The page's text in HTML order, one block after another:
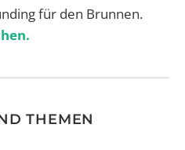
für den Brunnen.
THEMEN